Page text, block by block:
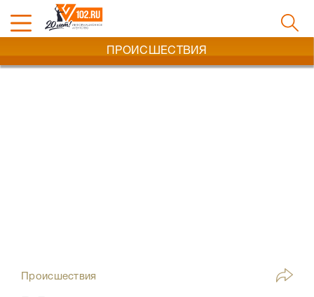
ПРОИСШЕСТВИЯ
Происшествия